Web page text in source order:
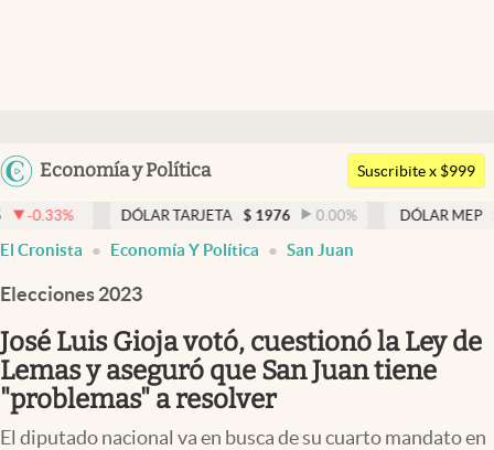
Argentina
Uruguay
Economía y Política
Members
Economía y Política
Finanzas y Mercados
Mercados Online
Negocios
Columnistas
Suscribite x $999
DÓLAR TARJETA $ 1976 0.00 % DÓLAR MEP $ 1526,03
El Cronista Economía Y Política San Juan
Elecciones 2023
José Luis Gioja votó, cuestionó la Ley de
Lemas y aseguró que San Juan tiene
"problemas" a resolver
El diputado nacional va en busca de su cuarto mandato en